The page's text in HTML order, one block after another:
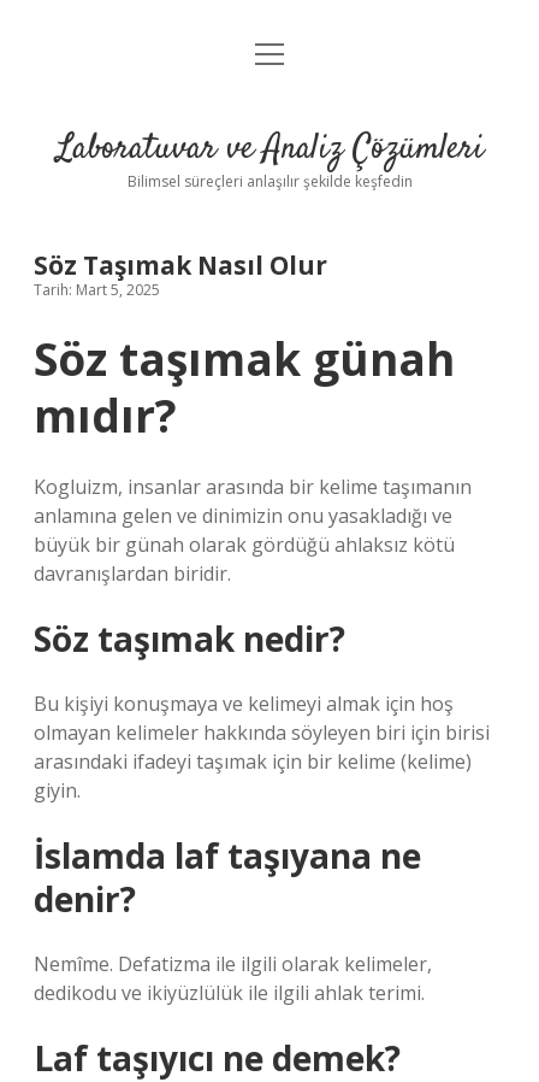
Anasayfa
Yasal Uyarı
menüyü
Laboratuvar ve Analiz Çözümleri
Bilimsel süreçleri anlaşılır şekilde keşfedin
Söz Taşımak Nasıl Olur
Tarih: Mart 5, 2025
Söz taşımak günah
mıdır?
Kogluizm, insanlar arasında bir kelime taşımanın
anlamına gelen ve dinimizin onu yasakladığı ve
büyük bir günah olarak gördüğü ahlaksız kötü
davranışlardan biridir.
Söz taşımak nedir?
Bu kişiyi konuşmaya ve kelimeyi almak için hoş
olmayan kelimeler hakkında söyleyen biri için birisi
arasındaki ifadeyi taşımak için bir kelime (kelime)
giyin.
İslamda laf taşıyana ne
denir?
Nemîme. Defatizma ile ilgili olarak kelimeler,
dedikodu ve ikiyüzlülük ile ilgili ahlak terimi.
Laf taşıyıcı ne demek?